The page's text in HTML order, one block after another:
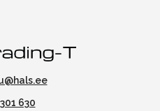
630